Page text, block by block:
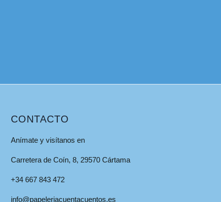
CONTACTO
Anímate y visítanos en
Carretera de Coín, 8, 29570 Cártama
+34 667 843 472
info@papeleriacuentacuentos.es